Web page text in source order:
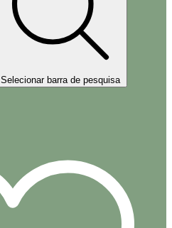
Selecionar barra de pesquisa